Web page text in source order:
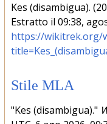
Kes (disambigua).
Estratto il 09:38,
https://wikitrek.org/
Stile MLA
"Kes (disambigua)."